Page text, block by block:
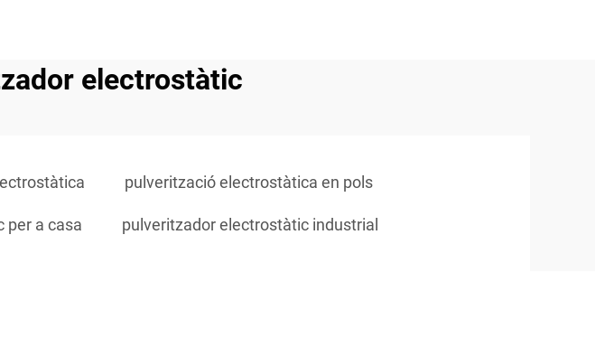
electrostàtic
pulverització electrostàtica en pols
per a casa pulveritzador electrostàtic industrial